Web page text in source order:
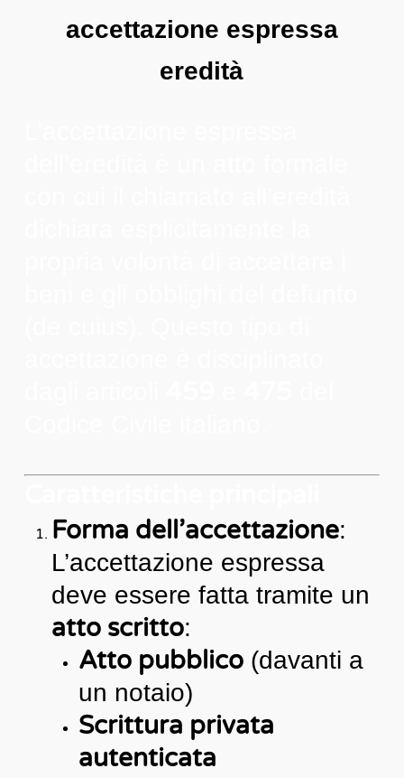
accettazione espressa
eredità
Forma dell’accettazione:
L’accettazione espressa
deve essere fatta tramite un
atto scritto:
Atto pubblico(davanti a
un notaio)
Scrittura privata
autenticata